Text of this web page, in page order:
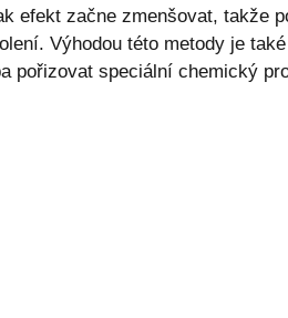
efekt začne zmenšovat, takže
Výhodou této metody je
pořizovat speciální chemický